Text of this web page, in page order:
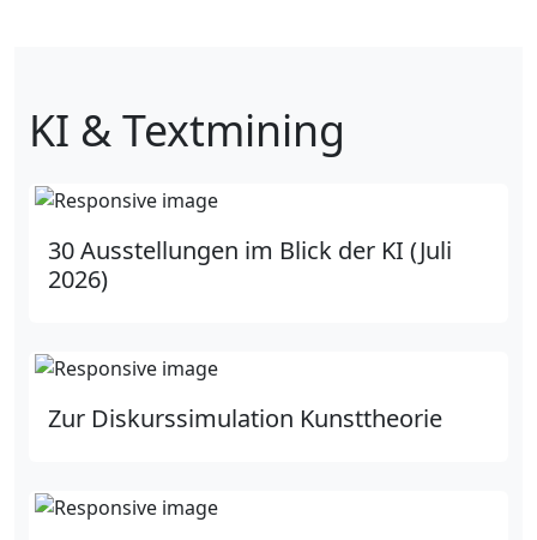
KI & Textmining
30 Ausstellungen im Blick der KI (Juli
2026)
Zur Diskurssimulation Kunsttheorie